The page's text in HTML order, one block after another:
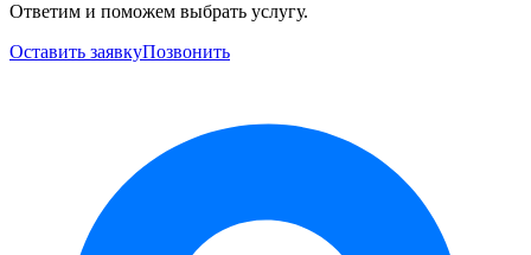
Ответим и поможем выбрать услугу.
Оставить заявкуПозвонить